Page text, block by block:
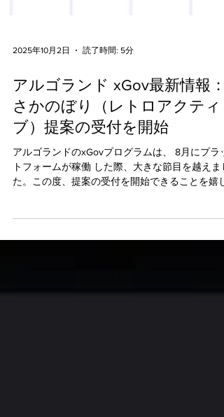
アルゴランド xGov最新情報：
さかのぼり（レトロアクティ
ブ）提案の受付を開始
アルゴランドのxGovプログラムは、 8月にプラッ
トフォームが稼働 した際、大きな節目を越えま
く思います。このプログラムは、オープンソース